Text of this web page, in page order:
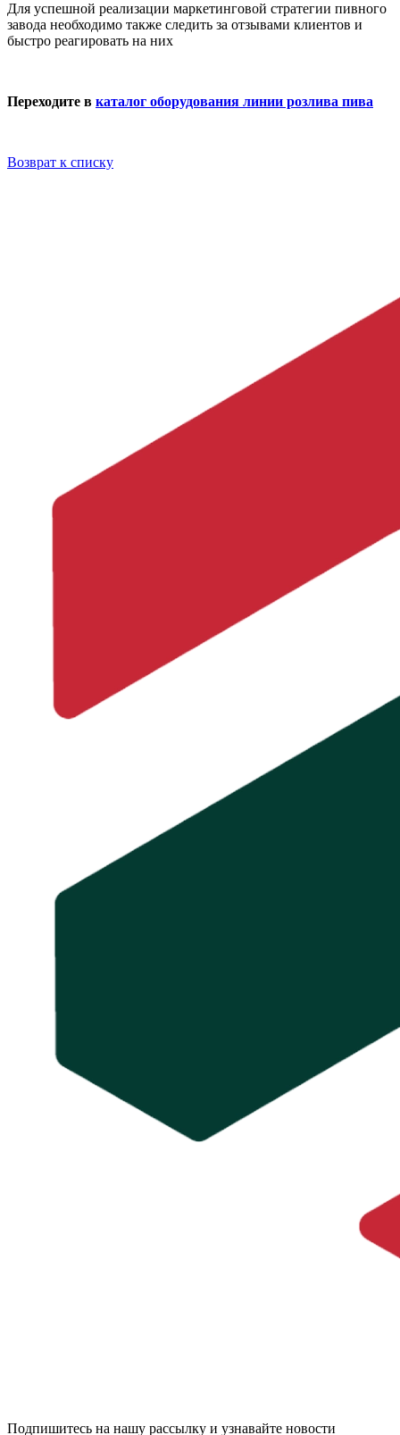
Для успешной реализации маркетинговой стратегии пивного
завода необходимо также следить за отзывами клиентов и
быстро реагировать на них
Переходите в каталог оборудования линии розлива пива
Возврат к списку
Подпишитесь на нашу рассылку и узнавайте новости